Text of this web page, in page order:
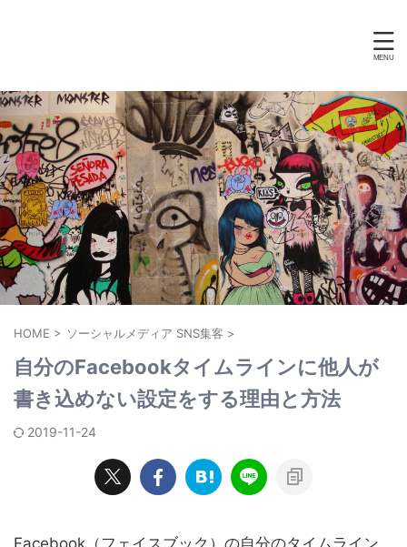
HOME > ソーシャルメディア SNS集客 >
自分のFacebookタイムラインに他人が
書き込めない設定をする理由と方法
2019-11-24